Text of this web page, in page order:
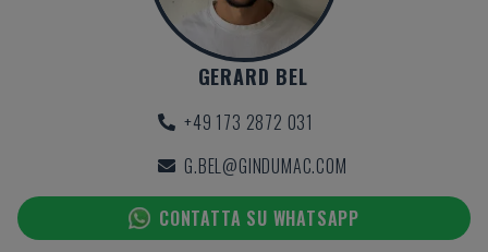
GERARD BEL
+49 173 2872 031
G.BEL@GINDUMAC.COM
CONTATTA SU WHATSAPP